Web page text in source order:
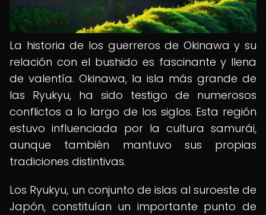
La historia de los guerreros de Okinawa y su
relación con el bushido es fascinante y llena
de valentía. Okinawa, la isla más grande de
las Ryukyu, ha sido testigo de numerosos
conflictos a lo largo de los siglos. Esta región
estuvo influenciada por la cultura samurái,
aunque también mantuvo sus propias
tradiciones distintivas.
Los Ryukyu, un conjunto de islas al suroeste de
Japón, constituían un importante punto de